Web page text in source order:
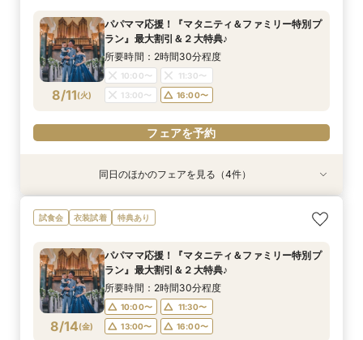
8/11(火)
パパママ応援！『マタニティ＆ファミリー特別プ
ラン』最大割引＆２大特典♪
所要時間：2時間30分程度
10:00〜
11:30〜
13:00〜
16:00〜
フェアを予約
衣装試着 特典あり
8/11(火)
【ドレス重視オススメ◎】人気ドレス２５万円
OFF*来館特典×無料試食付
10:00〜
11:30〜
13:00〜
16:00〜
フェアを予約
特典あり
8/11(火)
【少人数婚応援】来館でヘアコスメ＆1万円ギフ
トGET！特典・試食フェア
10:00〜
11:30〜
13:00〜
16:00〜
フェアを予約
衣装試着 特典あり
8/11(火)
【ペット婚人気NO.1】愛犬と誓うリングドッグ演
出×豪華試食フェア*最大15大特典付き
10:00〜
11:30〜
13:00〜
16:00〜
フェアを予約
衣装試着 特典あり
8/11(火)
卒花支持率◎*英国伝統の大聖堂チャペル見学×
最大150万円特典＆来館２大特典*試食付き
10:00〜
11:30〜
13:00〜
16:00〜
フェアを予約
同日のほかのフェアを見る（4件）
試食会 衣装試着 特典あり
8/14(金)
パパママ応援！『マタニティ＆ファミリー特別プ
ラン』最大割引＆２大特典♪
所要時間：2時間30分程度
10:00〜
11:30〜
13:00〜
16:00〜